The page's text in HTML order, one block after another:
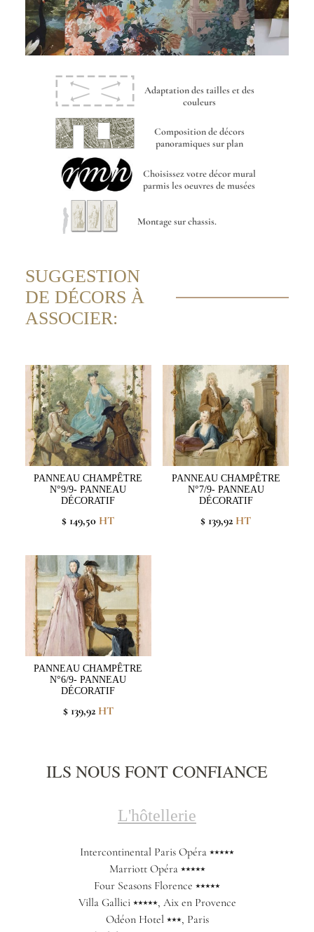
Adaptation des tailles et des
couleurs
Composition de décors
panoramiques sur plan
Choisissez votre décor mural
parmis les oeuvres de musées
Montage sur chassis.
SUGGESTION
DE DÉCORS À
ASSOCIER:
PANNEAU CHAMPÊTRE
N°9/9- PANNEAU
DÉCORATIF
$ 149,50 HT
PANNEAU CHAMPÊTRE
N°7/9- PANNEAU
DÉCORATIF
$ 139,92 HT
PANNEAU CHAMPÊTRE
N°6/9- PANNEAU
DÉCORATIF
$ 139,92HT
ILS NOUS FONT CONFIANCE
L'hôtellerie
Intercontinental Paris Opéra ⭑⭑⭑⭑⭑
Marriott Opéra ⭑⭑⭑⭑⭑
Four Seasons Florence ⭑⭑⭑⭑⭑
Villa Gallici ⭑⭑⭑⭑⭑, Aix en Provence
Odéon Hotel ⭑⭑⭑, Paris